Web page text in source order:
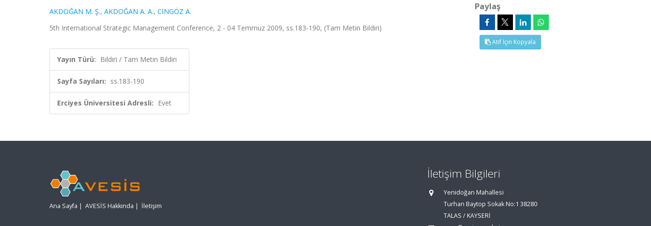
AKDOĞAN M. Ş., AKDOĞAN A. A., CİNGÖZ A.
5th International Strategic Management Conference, 2 - 04 Temmuz 2009, ss.183-190, (Tam Metin Bildiri)
Yayın Türü: Bildiri / Tam Metin Bildiri
Sayfa Sayıları: ss.183-190
Erciyes Üniversitesi Adresli: Evet
Paylaş
Atıf İçin Kopyala
Ana Sayfa | AVESİS Hakkında | İletişim
İletişim Bilgileri
Yenidoğan Mahallesi
Turhan Baytop Sokak No:1 38280
TALAS / KAYSERİ